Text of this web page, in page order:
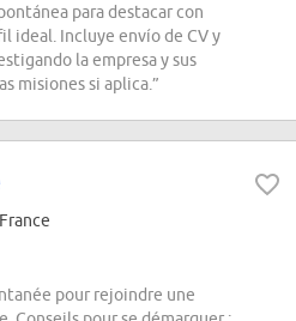
para destacar con
ideal. Incluye envío de CV y
la empresa y sus
misiones si aplica.”
pour rejoindre une